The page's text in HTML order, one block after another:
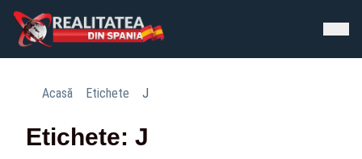
Acasă Etichete J
Etichete: J